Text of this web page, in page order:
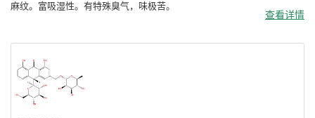
麻纹。富吸湿性。有特殊臭气，味极苦。
查看详情